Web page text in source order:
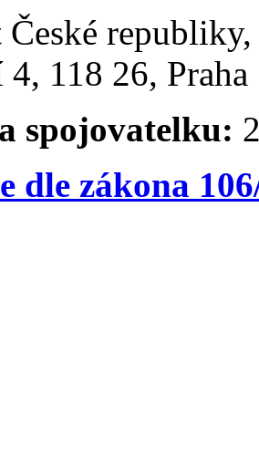
České
4, 118 26,
spojovatelku:
dle zákona